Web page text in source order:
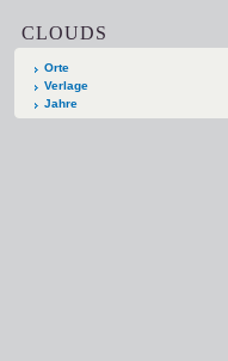
CLOUDS
Orte
Verlage
Jahre